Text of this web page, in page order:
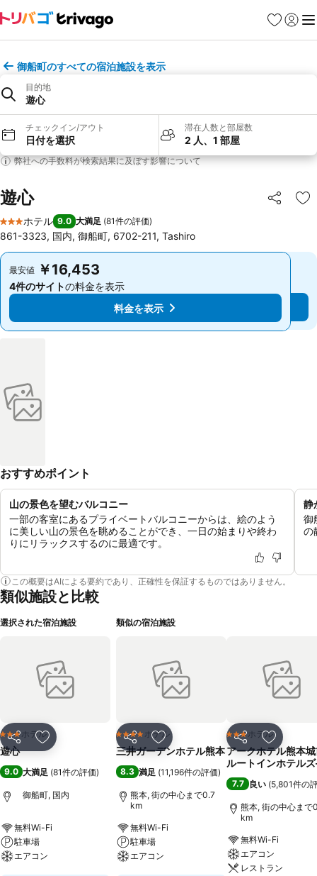
お気に入り
ログイ
メ
御船町のすべての宿泊施設を表示
目的地
遊心
チェックイン/アウト
日付を選択
滞在人数と部屋数
2 人、1 部屋
弊社への手数料が検索結果に及ぼす影響について
遊心 シェア
お
3 ホテルのランク
ホテル 9.0 大満足 (81件の評価)
861-3323, 国内, 御船町, 6702-211, Tashiro
最安値 ￥16,453
4件のサイトの料金を表示
料金を表示
最安値 ￥16,453
4件のサイトの料金を表示
料金を表示
おすすめポイント
山の景色を望むバルコニー
一部の客室にあるプライベートバルコニーからは、絵のよう
に美しい山の景色を眺めることができ、一日の始まりや終わ
りにリラックスするのに最適です。
静
御
の
この概要はAIによる要約であり、正確性を保証するものではありません。
類似施設と比較
選択された宿泊施設
シェア お気に入りに追加
3 ホテルのランク
ホテル
遊心
9.0 大満足 (81件の評価)
御船町, 国内
無料Wi-Fi
駐車場
エアコン
類似の宿泊施設
シェア お気に入りに追加
4 ホテルのランク
ホテル
三井ガーデンホテル熊本
8.3 満足 (11,196件の評価)
熊本, 街の中心まで0.7
km
無料Wi-Fi
駐車場
エアコン
シェア お気に入
3 ホテルのランク
ホテル
アークホテル熊本城
ルートインホテルズ
7.7 良い (5,801件の
熊本, 街の中心まで
km
無料Wi-Fi
エアコン
レストラン